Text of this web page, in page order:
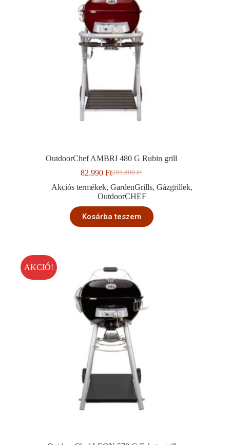
OutdoorChef AMBRI 480 G Rubin grill
205.800Ft
Original
price
was:
82.990FtCurrent
price
is:
Akciós termékek, GardenGrills, Gázgrillek,
OutdoorCHEF
Kosárba teszem
AKCIÓ!